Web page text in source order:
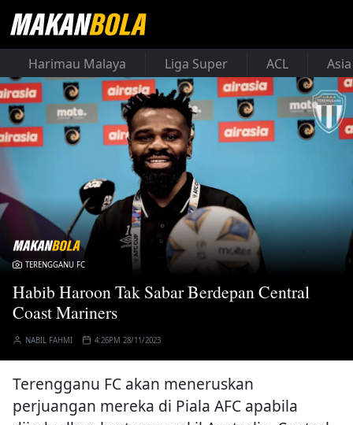
Harimau Malaya Liga Super ACL
TERENGGANU FC
Habib Haroon Tak Sabar Berdepan Central
Coast Mariners
NABIL FAHMI 4:26PM 28/11/2023
Terengganu FC akan meneruskan
perjuangan mereka di Piala AFC apabila